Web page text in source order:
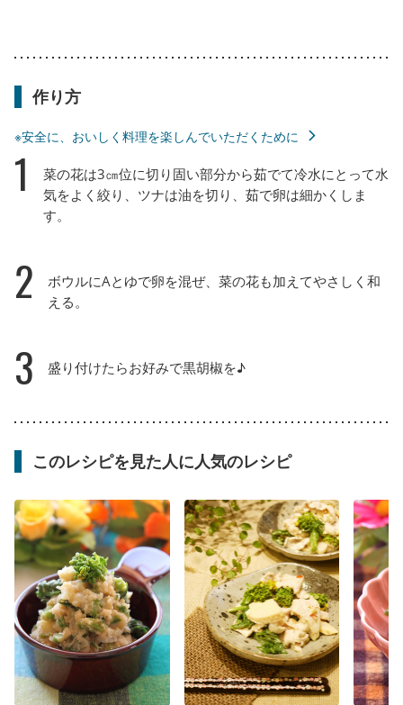
作り方
※安全に、おいしく料理を楽しんでいただくために
1
菜の花は3㎝位に切り固い部分から茹でて冷水にとって水
気をよく絞り、ツナは油を切り、茹で卵は細かくしま
す。
2
ボウルにAとゆで卵を混ぜ、菜の花も加えてやさしく和
える。
3 盛り付けたらお好みで黒胡椒を♪
このレシピを見た人に人気のレシピ